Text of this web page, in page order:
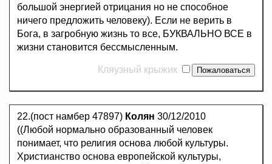
большой энергией отрицания но не способное
ничего предложить человеку). Если не верить в
Бога, в загробную жизнь то все, БУКВАЛЬНО ВСЕ в
жизни становится бессмысленным.
Кляузный крыжик
22.(пост намбер 47897) Колян 30/12/2010
((Любой нормально образованный человек
понимает, что религия основа любой культуры.
Христианство основа европейской культуры,